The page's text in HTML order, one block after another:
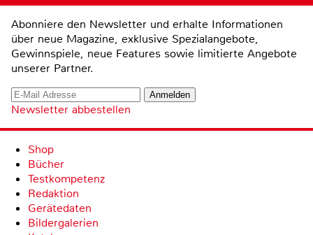
Abonniere den Newsletter und erhalte Informationen
über neue Magazine, exklusive Spezialangebote,
Gewinnspiele, neue Features sowie limitierte Angebote
unserer Partner.
Newsletter abbestellen
Shop
Bücher
Testkompetenz
Redaktion
Gerätedaten
Bildergalerien